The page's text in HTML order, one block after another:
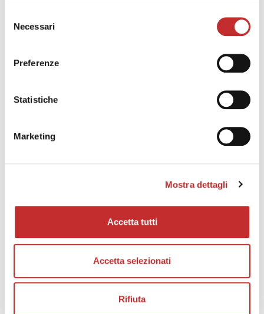
delNecessari
Preferenze
Statistiche
Marketing
Mostra dettagli
Accetta tutti
Accetta selezionati
Rifiuta
Massimo
carico
2.000
CORSE ED
AVANZAMENTI
1.600
Asse Y
900
Asse Z
mm 850
850
24.000 24.000
mm/min
Avanzamenti
mm/min 10.000 10.000